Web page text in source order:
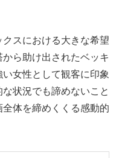
スにおける大きな希望
ら助け出されたベッキ
女性として観客に印象
状況でも諦めないこと
体を締めくくる感動的